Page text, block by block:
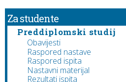
Za studente
Preddiplomski studij
Obavijesti
Raspored nastave
Raspored ispita
Nastavni materijal
Rezultati ispita